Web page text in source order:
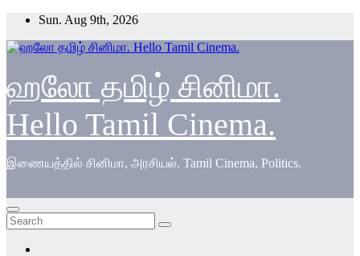
Skip
content
Sun. Aug 9th, 2026
ஹலோ தமிழ் சினிமா.
Hello Tamil Cinema.
இணையத்தில் சினிமா, அரசியல். Tamil Cinema, Politics.